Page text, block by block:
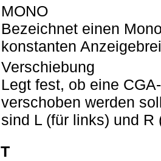
MONO
Bezeichnet einen
konstanten
Verschiebung
Legt fest, ob eine
verschoben werden
sind L (für links) und R
T